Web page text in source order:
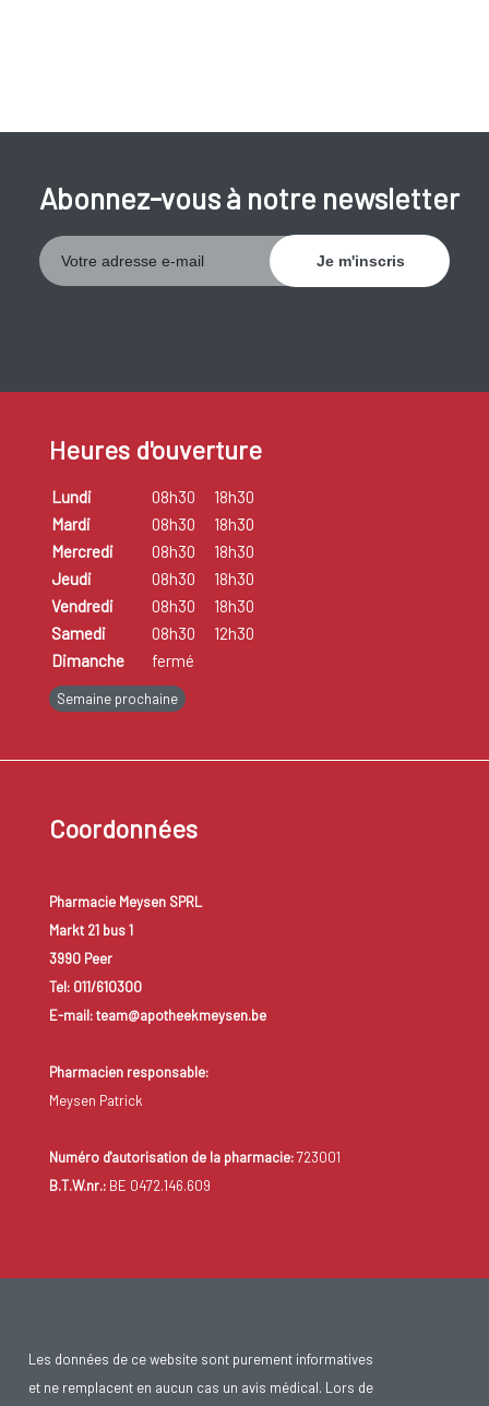
Abonnez-vous à notre newsletter
Heures d'ouverture
Lundi 08h30
18h30
Mardi
08h30
18h30
Mercredi
08h30
18h30
Jeudi
08h30
18h30
Vendredi
08h30
18h30
Samedi
08h30
12h30
Dimanche
fermé
Semaine prochaine
Coordonnées
Pharmacie Meysen SPRL
Markt 21 bus 1
3990 Peer
Tel: 011/610300
E-mail: team@apotheekmeysen.be
Pharmacien responsable:
Meysen Patrick
Numéro d'autorisation de la pharmacie:723001
B.T.W.nr.:BE 0472.146.609
Les données de ce website sont purement informatives
et ne remplacent en aucun cas un avis médical. Lors de